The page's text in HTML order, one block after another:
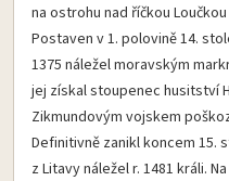
na ostrohu nad říčkou
Postaven v 1. polovině 14.
1375 náležel moravským
jej získal stoupenec husitství
Zikmundovým vojskem
Definitivně zanikl koncem 15.
z Litavy náležel r. 1481 králi.